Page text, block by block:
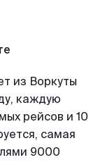
из Воркуты
каждую
рейсов и 10
самая
9000